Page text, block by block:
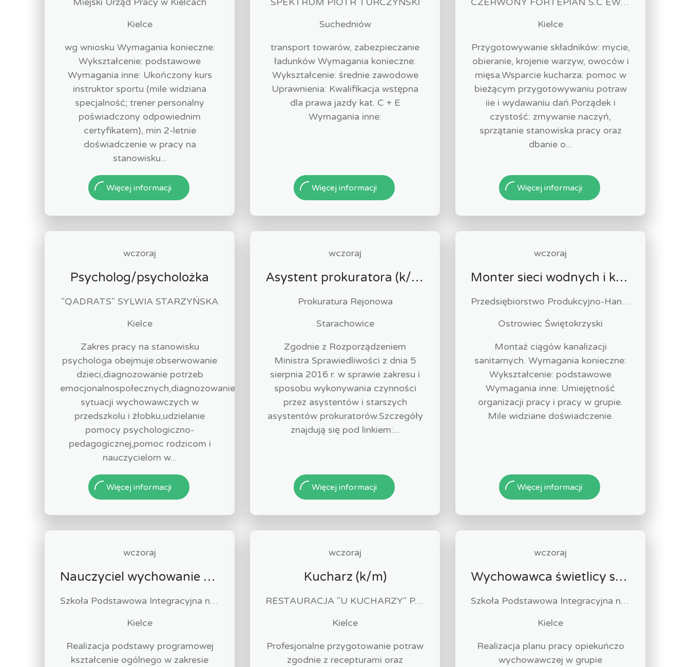
Kielce
wg wniosku Wymagania konieczne:
Wykształcenie: podstawowe
Wymagania inne: Ukończony kurs
instruktor sportu (mile widziana
specjalność; trener personalny
poświadczony odpowiednim
certyfikatem), min 2-letnie
doświadczenie w pracy na
stanowisku...
Więcej informacji
Suchedniów
transport towarów, zabezpieczanie
ładunków Wymagania konieczne:
Wykształcenie: średnie zawodowe
Uprawnienia: Kwalifikacja wstępna
dla prawa jazdy kat. C + E
Wymagania inne:
Więcej informacji
Kielce
Przygotowywanie składników: mycie,
obieranie, krojenie warzyw, owoców i
mięsa.Wsparcie kucharza: pomoc w
bieżącym przygotowywaniu potraw
iie i wydawaniu dań.Porządek i
czystość: zmywanie naczyń,
sprzątanie stanowiska pracy oraz
dbanie o...
Więcej informacji
wczoraj
Psycholog/psycholożka
"QADRATS" SYLWIA STARZYŃSKA
Kielce
Zakres pracy na stanowisku
psychologa obejmuje:obserwowanie
dzieci,diagnozowanie potrzeb
emocjonalnospołecznych,diagnozowanie
sytuacji wychowawczych w
przedszkolu i żłobku,udzielanie
pomocy psychologiczno-
pedagogicznej,pomoc rodzicom i
nauczycielom w...
Więcej informacji
wczoraj
Asystent prokuratora (k/m)
Prokuratura Rejonowa
Starachowice
Zgodnie z Rozporządzeniem
Ministra Sprawiedliwości z dnia 5
sierpnia 2016 r. w sprawie zakresu i
sposobu wykonywania czynności
przez asystentów i starszych
asystentów prokuratorów.Szczegóły
znajdują się pod linkiem:...
Więcej informacji
wczoraj
Monter sieci wodnych i kanalizacyjnych (k/m)
Przedsiębiorstwo Produkcyjno-Handlowo-Usługowe MAKO s.c. Grażyna Glibowska, Andrzej Glibowski
Ostrowiec Świętokrzyski
Montaż ciągów kanalizacji
sanitarnych. Wymagania konieczne:
Wykształcenie: podstawowe
Wymagania inne: Umiejętność
organizacji pracy i pracy w grupie.
Mile widziane doświadczenie.
Więcej informacji
wczoraj
Nauczyciel wychowanie fizycznego (k/m)
Szkoła Podstawowa Integracyjna nr 11 w Kielcach
Kielce
Realizacja podstawy programowej
kształcenie ogólnego w zakresie
wczoraj
Kucharz (k/m)
RESTAURACJA "U KUCHARZY" PAWEŁ PACIERZ
Kielce
Profesjonalne przygotowanie potraw
zgodnie z recepturami oraz
wczoraj
Wychowawca świetlicy szkolnej (k/m)
Szkoła Podstawowa Integracyjna nr 11 w Kielcach
Kielce
Realizacja planu pracy opiekuńczo
wychowawczej w grupie